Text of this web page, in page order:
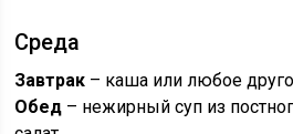
Среда
Завтрак – каша или любое
Обед – нежирный суп из